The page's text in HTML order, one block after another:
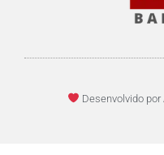
Desenvolvido